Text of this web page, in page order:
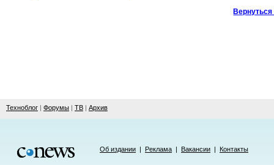
Техноблог | Форумы | ТВ | Архив
Об издании | Реклама | Вакансии | Контакты